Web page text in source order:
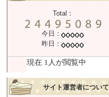
Total：
今日：
昨日：
サイト運営者について